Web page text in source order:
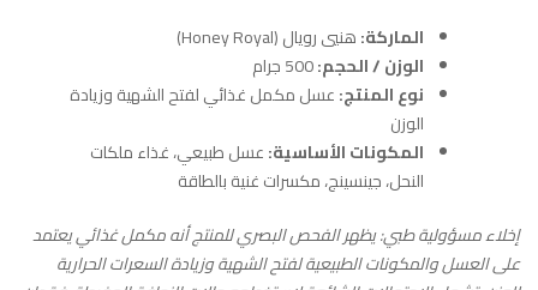
الماركة:هنيي رويال (Honey Royal)
الوزن / الحجم:
نوع المنتج:عسل مكمل غذائي لفتح الشهية وزيادة
الوزن
المكونات الأساسية:عسل طبيعي، غذاء ملكات
النحل، جينسينج، مكسرات غنية بالطاقة
إخلاء مسؤولية طبي: يظهر الفحص البصري للمنتج أنه مكمل غذائي يعتمد
على العسل والمكونات الطبيعية لفتح الشهية وزيادة السعرات الحرارية